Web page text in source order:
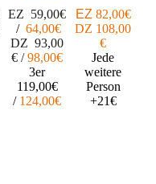
EZ 59,00€
/ 64,00€
DZ 93,00
€ / 98,00€
3er
119,00€
/ 124,00€
EZ 82,00€
DZ 108,00
€
Jede
weitere
Person
+21€